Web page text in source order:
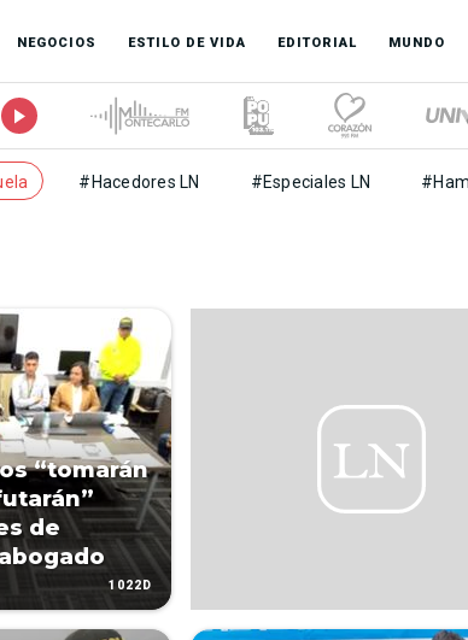
NEGOCIOS ESTILO DE VIDA EDITORIAL MUNDO
#Hacedores LN #Especiales LN
“tomarán
de
1022D